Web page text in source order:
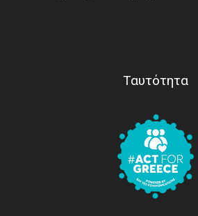
Ταυτότητα